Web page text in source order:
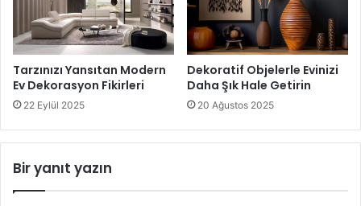
Tarzınızı Yansıtan Modern
Ev Dekorasyon Fikirleri
22 Eylül 2025
Dekoratif Objelerle Evinizi
Daha Şık Hale Getirin
20 Ağustos 2025
Bir yanıt yazın